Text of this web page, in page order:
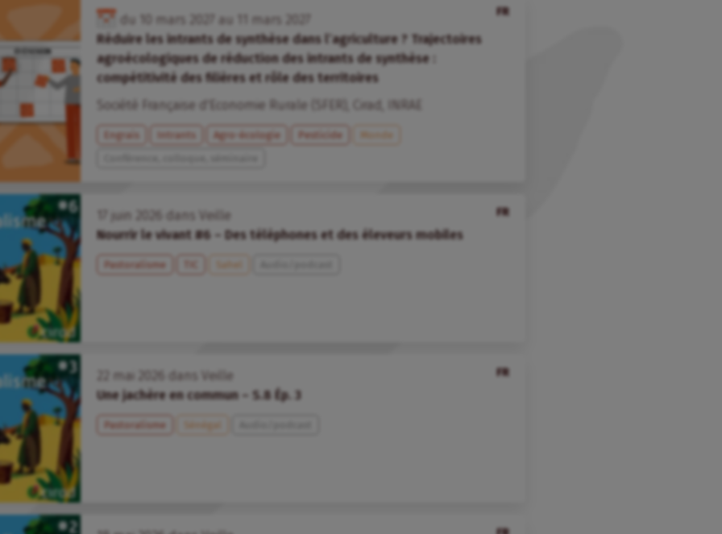
FR
du mars au mars
Réduire les intrants de synthèse dans l’agriculture ? Trajectoires
agroécologiques de réduction des intrants de synthèse :
compétitivité des filières et rôle des territoires
Société Française d'Economie Rurale (SFER)
Cirad INRAE
Engrais Intrants Agro-écologie Pesticide
Monde
FR
juin dans
Veille
Nourrir le vivant #6 – Des téléphones et des éleveurs mobiles
Pastoralisme Sahel
FR
mai dans
Veille
Une jachère en commun – S.8 Ép. 3
Pastoralisme Sénégal